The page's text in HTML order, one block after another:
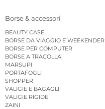
Borse & accessori
BEAUTY CASE
BORSE DA VIAGGIO E WEEKENDER
BORSE PER COMPUTER
BORSE A TRACOLLA
MARSUPI
PORTAFOGLI
SHOPPER
VALIGIE E BAGAGLI
VALIGIE RIGIDE
ZAINI